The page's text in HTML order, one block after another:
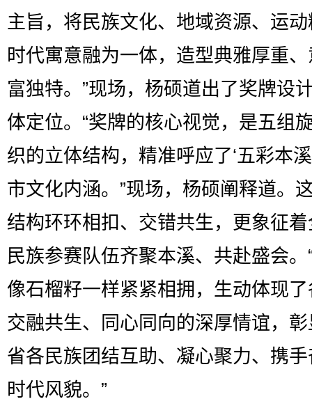
主旨，将民族文化、地域资源、运
时代寓意融为一体，造型典雅厚重
富独特。”现场，杨硕道出了奖牌设
体定位。“奖牌的核心视觉，是五组
织的立体结构，精准呼应了‘五彩本
市文化内涵。”现场，杨硕阐释道。
结构环环相扣、交错共生，更象征
民族参赛队伍齐聚本溪、共赴盛会。
像石榴籽一样紧紧相拥，生动体现
交融共生、同心同向的深厚情谊，
省各民族团结互助、凝心聚力、携
时代风貌。”